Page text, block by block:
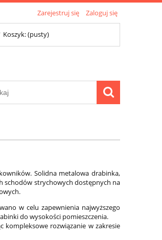
Zarejestruj się Zaloguj się
Koszyk:(pusty)
Solidna metalowa drabinka,
schodów strychowych dostępnych na
w celu zapewnienia najwyższego
do wysokości pomieszczenia.
kompleksowe rozwiązanie w zakresie